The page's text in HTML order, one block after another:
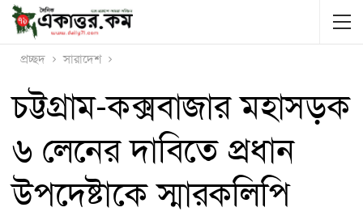
প্রচ্ছদ সারাদেশ
চট্টগ্রাম-কক্সবাজার মহাসড়ক
৬ লেনের দাবিতে প্রধান
উপদেষ্টাকে স্মারকলিপি